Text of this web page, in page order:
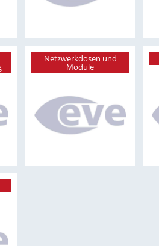
Netzwerkdosen und
Module